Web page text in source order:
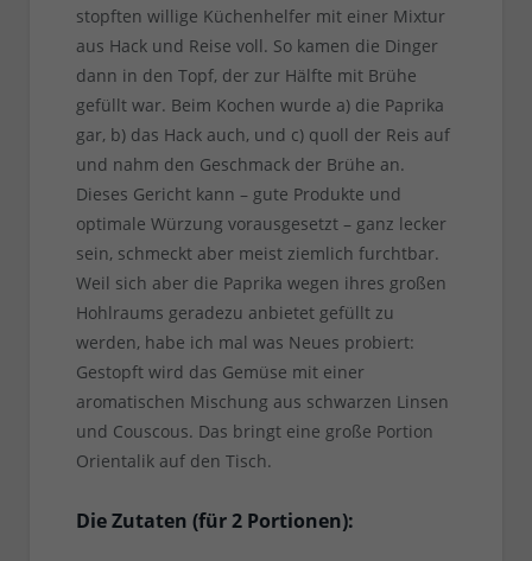
stopften willige Küchenhelfer mit einer Mixtur
aus Hack und Reise voll. So kamen die Dinger
dann in den Topf, der zur Hälfte mit Brühe
gefüllt war. Beim Kochen wurde a) die Paprika
gar, b) das Hack auch, und c) quoll der Reis auf
und nahm den Geschmack der Brühe an.
Dieses Gericht kann – gute Produkte und
optimale Würzung vorausgesetzt – ganz lecker
sein, schmeckt aber meist ziemlich furchtbar.
Weil sich aber die Paprika wegen ihres großen
Hohlraums geradezu anbietet gefüllt zu
werden, habe ich mal was Neues probiert:
Gestopft wird das Gemüse mit einer
aromatischen Mischung aus schwarzen Linsen
und Couscous. Das bringt eine große Portion
Orientalik auf den Tisch.
Die Zutaten (für 2 Portionen):